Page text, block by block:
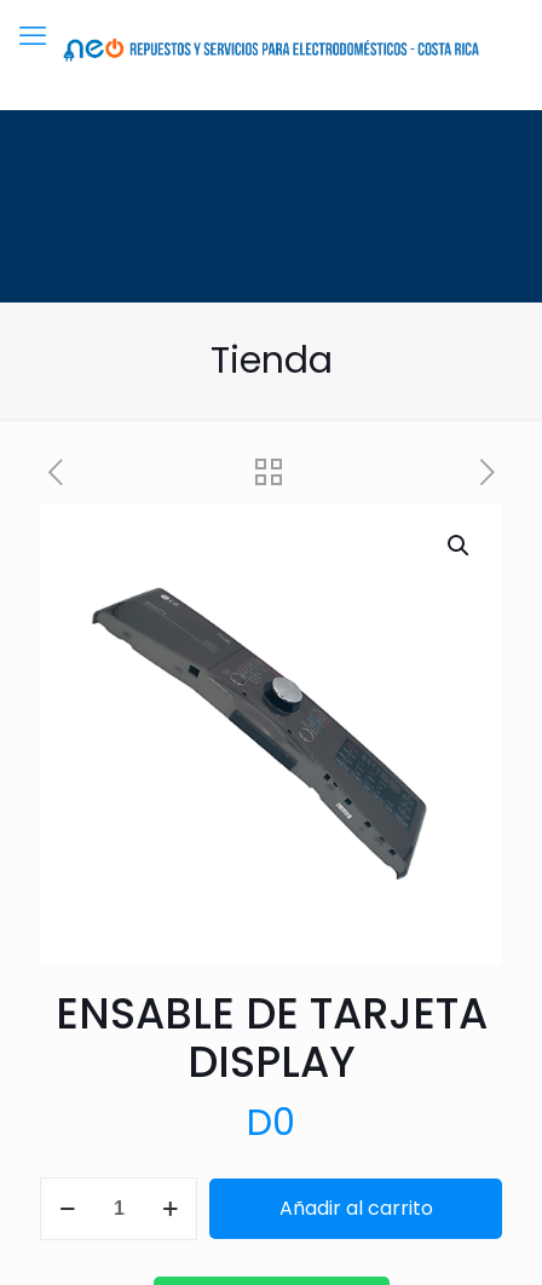
Tienda
ENSABLE DE TARJETA
DISPLAY
D0
Añadir al carrito